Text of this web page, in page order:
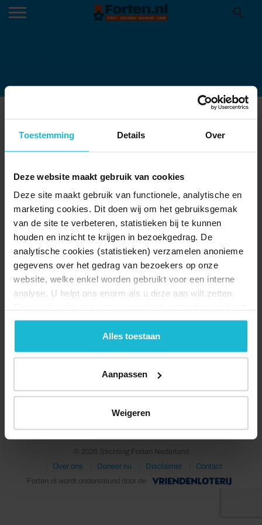
Toestemming Details Over
Deze website maakt gebruik van cookies
Deze site maakt gebruik van functionele, analytische en
marketing cookies. Dit doen wij om het gebruiksgemak
van de site te verbeteren, statistieken bij te kunnen
houden en inzicht te krijgen in bezoekgedrag. De
analytische cookies (statistieken) verzamelen anonieme
gegevens over het gedrag van bezoekers op onze
website, welke enkel worden gebruikt voor een interne
analyse. U helpt ons enorm als u deze aan wilt zetten.
geen commerciële doelstelling. U kunt deze cookies via
de knoppen accepteren, beheren of weigeren.
Alles toestaan
Aanpassen
Weigeren
HOLLANDSE-WATERLINIES
© 2026 Stichting Forten Nederland
Over ons
Doneer nu Disclaimer
Contact
Forten.nl wordt ondersteund door de